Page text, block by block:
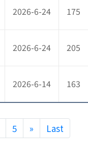
2026-6-24 175
2026-6-24 205
2026-6-14 163
5 » NextLast